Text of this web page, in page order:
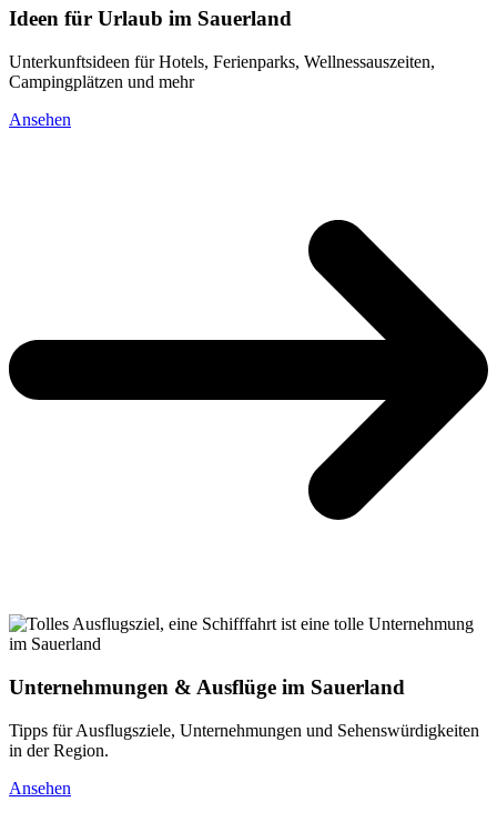
Ideen für Urlaub im Sauerland
Unterkunftsideen für Hotels, Ferienparks, Wellnessauszeiten,
Campingplätzen und mehr
Ansehen
Unternehmungen & Ausflüge im Sauerland
Tipps für Ausflugsziele, Unternehmungen und Sehenswürdigkeiten
in der Region.
Ansehen